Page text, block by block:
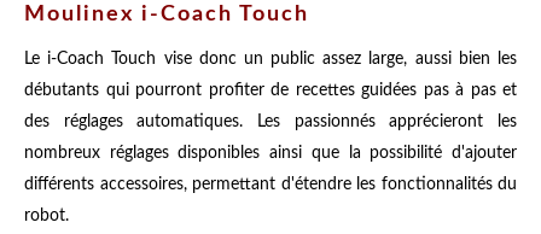
Moulinex i-Coach Touch
Le i-Coach Touch vise donc un public assez large, aussi bien les
débutants qui pourront profiter de recettes guidées pas à pas et
des réglages automatiques. Les passionnés apprécieront les
nombreux réglages disponibles ainsi que la possibilité d'ajouter
différents accessoires, permettant d'étendre les fonctionnalités du
robot.